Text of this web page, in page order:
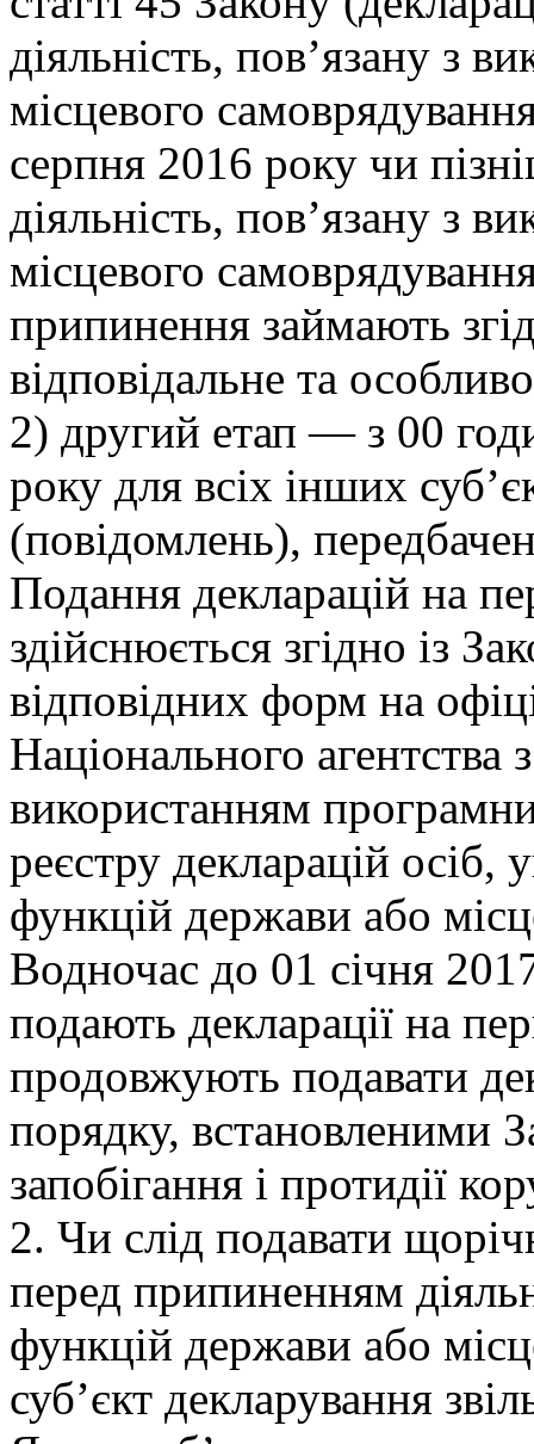
діяльність, пов’язану з
місцевого
серпня 2016 року чи
діяльність, пов’язану з
місцевого
припинення займають
відповідальне та
2) другий етап — з 00
року для всіх інших
(повідомлень),
Подання декларацій на
здійснюється згідно із
відповідних форм на
Національного агентства
використанням
реєстру декларацій
функцій держави або
Водночас до 01 січня
подають декларації на
продовжують подавати
порядку, встановленими
запобігання і протидії
2. Чи слід подавати
перед припиненням
функцій держави або
суб’єкт декларування